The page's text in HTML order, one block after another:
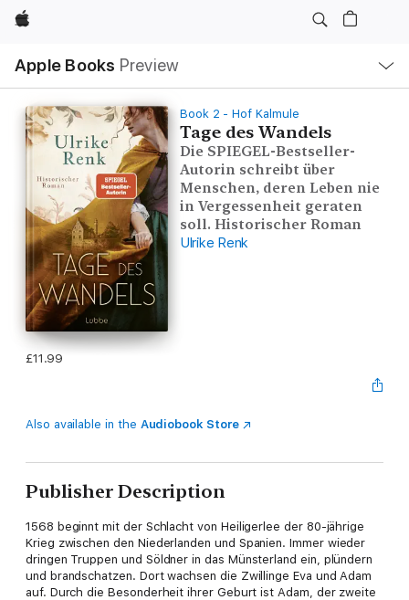
Apple
Apple Books Preview
Nav
Open
Menu
Book 2 - Hof Kalmule
Tage des Wandels
Die SPIEGEL-Bestseller-
Autorin schreibt über
Menschen, deren Leben nie
in Vergessenheit geraten
soll. Historischer Roman
Ulrike Renk
£11.99
Also available in the Audiobook Store
Publisher Description
1568 beginnt mit der Schlacht von Heiligerlee der 80-jährige
Krieg zwischen den Niederlanden und Spanien. Immer wieder
dringen Truppen und Söldner in das Münsterland ein, plündern
und brandschatzen. Dort wachsen die Zwillinge Eva und Adam
auf. Durch die Besonderheit ihrer Geburt ist Adam, der zweite